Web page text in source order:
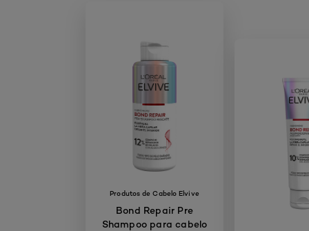
Produtos de Cabelo Elvive
Bond Repair Pre
Shampoo para cabelo